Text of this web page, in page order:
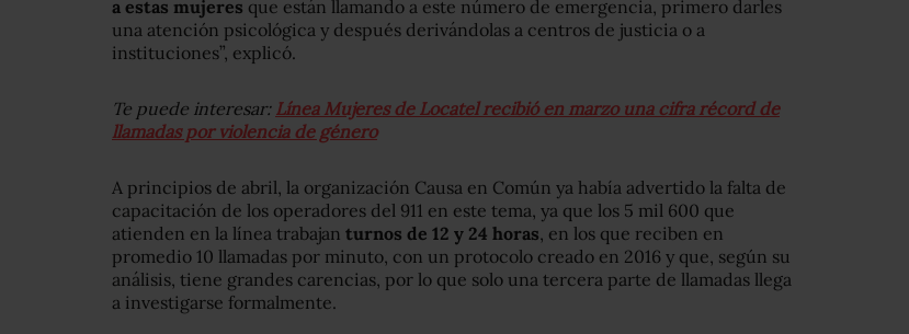
a estas mujeres que están llamando a este número de emergencia, primero darles
una atención psicológica y después derivándolas a centros de justicia o a
instituciones”, explicó.
Te puede interesar: Línea Mujeres de Locatel recibió en marzo una cifra récord de
llamadas por violencia de género
A principios de abril, la organización Causa en Común ya había advertido la falta de
capacitación de los operadores del 911 en este tema, ya que los 5 mil 600 que
atienden en la línea trabajan turnos de 12 y 24 horas, en los que reciben en
promedio 10 llamadas por minuto, con un protocolo creado en 2016 y que, según su
análisis, tiene grandes carencias, por lo que solo una tercera parte de llamadas llega
a investigarse formalmente.